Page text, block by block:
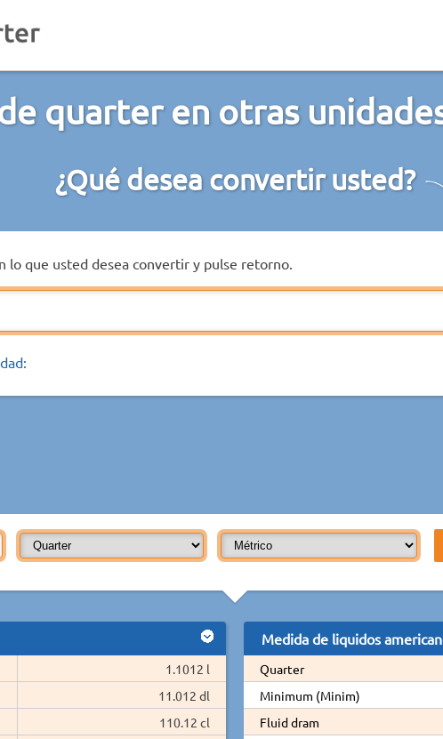
quarter en otras
¿Qué desea convertir usted?
lo que usted desea convertir y pulse retorno.
1.1012 l
11.012 dl
110.12 cl
Medida de liquidos
Quarter
Minimum (Minim)
Fluid dram